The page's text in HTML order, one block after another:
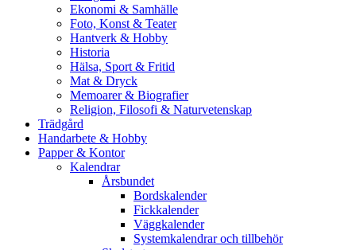
Ekonomi & Samhälle
Foto, Konst & Teater
Hantverk & Hobby
Historia
Hälsa, Sport & Fritid
Mat & Dryck
Memoarer & Biografier
Religion, Filosofi & Naturvetenskap
Trädgård
Handarbete & Hobby
Papper & Kontor
Kalendrar
Årsbundet
Bordskalender
Fickkalender
Väggkalender
Systemkalendrar och tillbehör